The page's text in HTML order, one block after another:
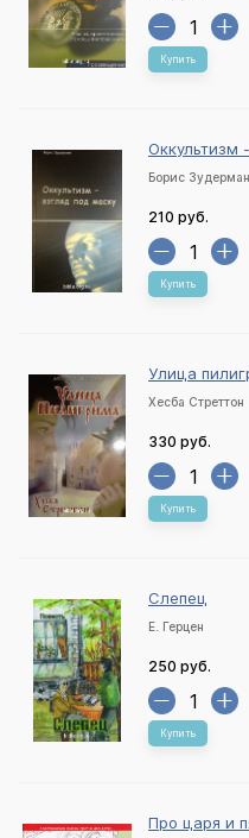
Купить
Оккультизм
Борис
210 руб.
Купить
Улица
Хесба Стреттон
330 руб.
Купить
Слепец
Е. Герцен
250 руб.
Купить
Про царя и